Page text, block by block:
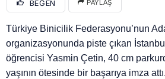
BEĞEN PAYLAŞ
Türkiye Binicilik Federasyonu’nun
organizasyonunda piste çıkan
öğrencisi Yasmin Çetin, 40 cm
yaşının ötesinde bir başarıya imza attı.